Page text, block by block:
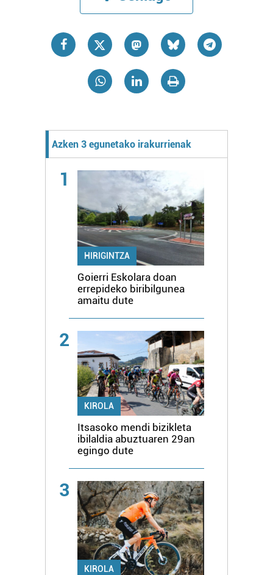
Azken 3 egunetako irakurrienak
1
HIRIGINTZA
Goierri Eskolara doan
errepideko biribilgunea
amaitu dute
2
KIROLA
Itsasoko mendi bizikleta
ibilaldia abuztuaren 29an
egingo dute
3
KIROLA